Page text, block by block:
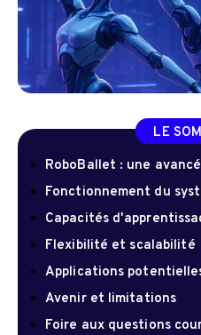
LE
RoboBallet : une
Fonctionnement du
Capacités
Flexibilité et scalabilité
Applications
Avenir et limitations
Foire aux questions